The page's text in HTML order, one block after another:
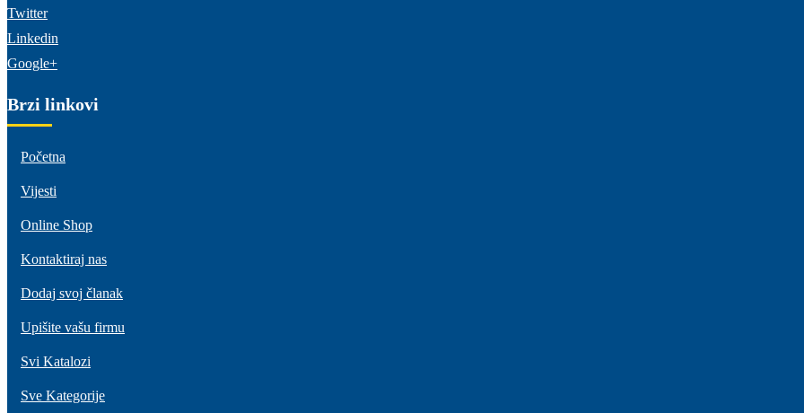
Twitter
Linkedin
Google+
Brzi linkovi
Početna
Vijesti
Online Shop
Kontaktiraj nas
Dodaj svoj članak
Upišite vašu firmu
Svi Katalozi
Sve Kategorije